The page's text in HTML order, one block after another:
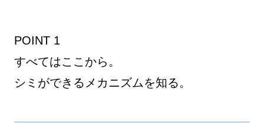
POINT 1
すべてはここから。
シミができるメカニズムを知る。